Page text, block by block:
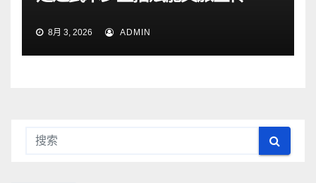
8月 3, 2026 ADMIN